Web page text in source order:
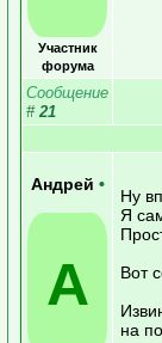
Участник
форума
Сообщение
# 21
Андрей •
А
Ну
Я
Вот
на